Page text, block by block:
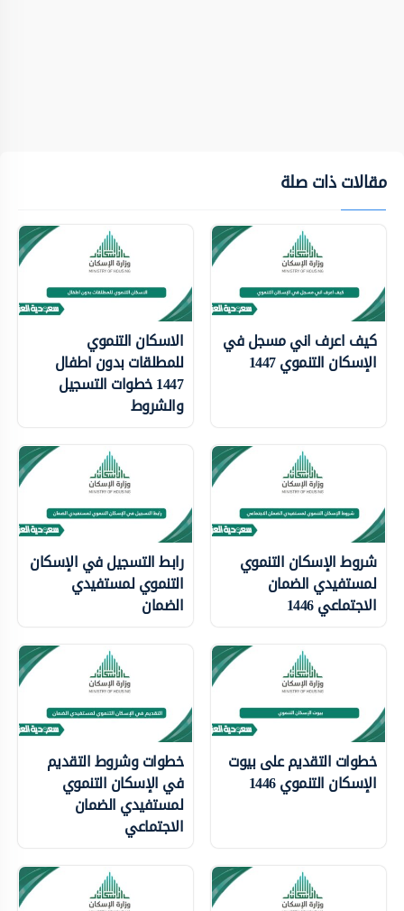
مقالات ذات صلة
كيف اعرف اني مسجل في
الإسكان التنموي 1447
الاسكان التنموي
للمطلقات بدون اطفال
1447 خطوات التسجيل
والشروط
شروط الإسكان التنموي
لمستفيدي الضمان
الاجتماعي 1446
رابط التسجيل في الإسكان
التنموي لمستفيدي
الضمان
خطوات التقديم على بيوت
الإسكان التنموي 1446
خطوات وشروط التقديم
في الإسكان التنموي
لمستفيدي الضمان
الاجتماعي